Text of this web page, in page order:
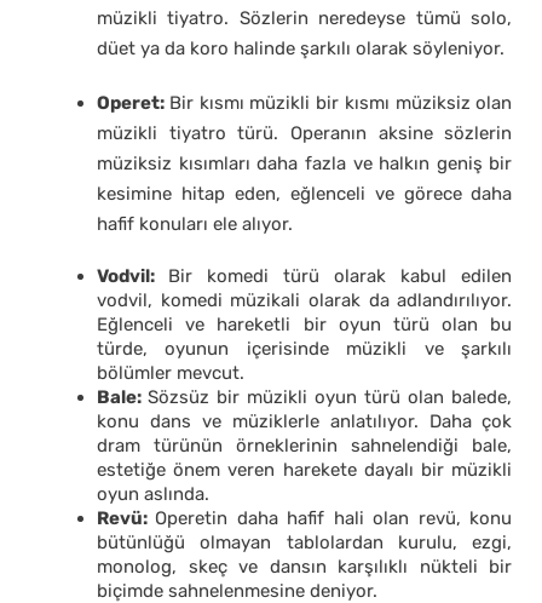
müzikli tiyatro. Sözlerin neredeyse tümü solo,
düet ya da koro halinde şarkılı olarak söyleniyor.
Operet: Bir kısmı müzikli bir kısmı müziksiz olan
müzikli tiyatro türü. Operanın aksine sözlerin
müziksiz kısımları daha fazla ve halkın geniş bir
kesimine hitap eden, eğlenceli ve görece daha
hafif konuları ele alıyor.
Vodvil: Bir komedi türü olarak kabul edilen
vodvil, komedi müzikali olarak da adlandırılıyor.
Eğlenceli ve hareketli bir oyun türü olan bu
türde, oyunun içerisinde müzikli ve şarkılı
bölümler mevcut.
Bale:Sözsüz bir müzikli oyun türü olan balede,
konu dans ve müziklerle anlatılıyor. Daha çok
dram türünün örneklerinin sahnelendiği bale,
estetiğe önem veren harekete dayalı bir müzikli
oyun aslında.
Revü: Operetin daha hafif hali olan revü, konu
bütünlüğü olmayan tablolardan kurulu, ezgi,
monolog, skeç ve dansın karşılıklı nükteli bir
biçimde sahnelenmesine deniyor.